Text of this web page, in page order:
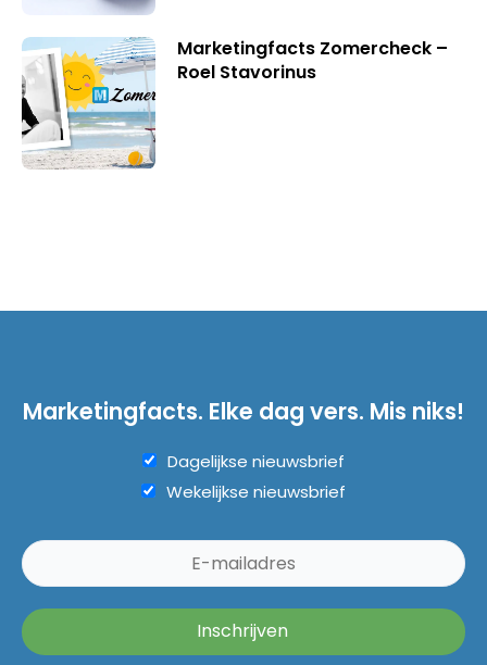
Marketingfacts Zomercheck –
Roel Stavorinus
Marketingfacts. Elke dag vers. Mis niks!
Dagelijkse nieuwsbrief
Wekelijkse nieuwsbrief